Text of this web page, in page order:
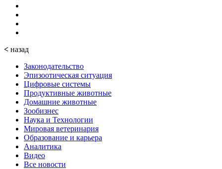
< назад
Законодательство
Эпизоотическая ситуация
Цифровые системы
Продуктивные животные
Домашние животные
Зообизнес
Наука и Технологии
Мировая ветеринария
Образование и карьера
Аналитика
Видео
Все новости